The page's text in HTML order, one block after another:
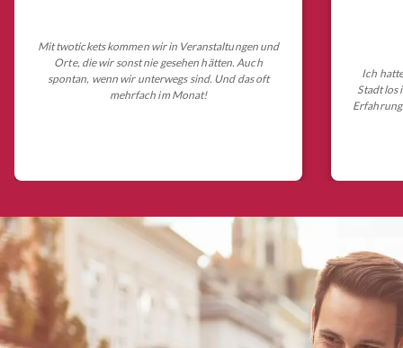
Mit twotickets kommen wir in Veranstaltungen und
Orte, die wir sonst nie gesehen hätten. Auch
spontan, wenn wir unterwegs sind. Und das oft
mehrfach im Monat!
Ich
Stadt los